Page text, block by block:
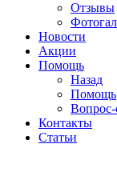
Отзывы
Новости
Акции
Помощь
Назад
Помощь
Вопрос-
Контакты
Статьи